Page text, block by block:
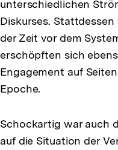
unterschiedlichen
Diskurses.
der Zeit vor dem
erschöpften sich
Engagement auf
Epoche.
Schockartig war auch
auf die Situation der